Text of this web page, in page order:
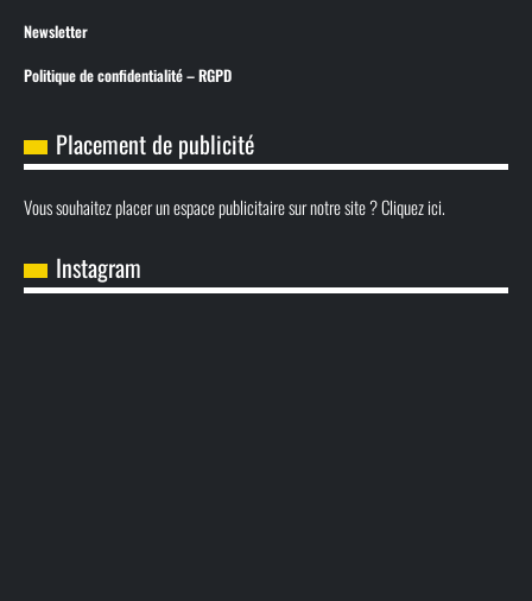
Newsletter
Politique de confidentialité – RGPD
Placement de publicité
Vous souhaitez placer un espace publicitaire sur notre site ? Cliquez ici.
Instagram